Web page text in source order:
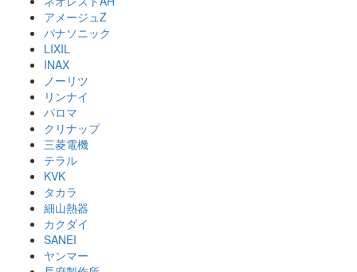
アメージュZ
パナソニック
LIXIL
INAX
ノーリツ
リンナイ
パロマ
クリナップ
三菱電機
テラル
KVK
タカラ
細山熱器
カクダイ
SANEI
ヤンマー